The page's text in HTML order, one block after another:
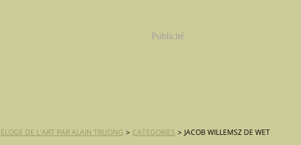
Publicité
ELOGE DE L'ART PAR ALAIN TRUONG > CATEGORIES > JACOB WILLEMSZ DE WET